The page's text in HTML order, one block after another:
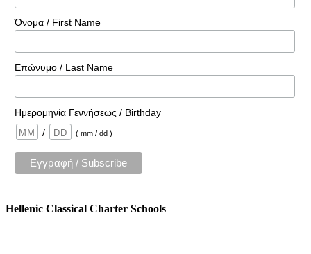
Όνομα / First Name
Επώνυμο / Last Name
Ημερομηνία Γεννήσεως / Birthday
/
( mm / dd )
Hellenic Classical Charter Schools